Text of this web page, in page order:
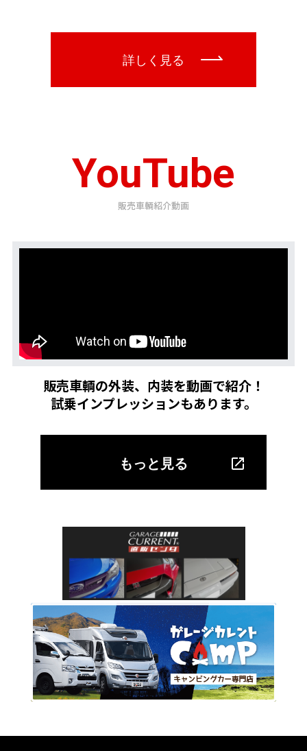
YouTube
販売車輌紹介動画
販売車輌の外装、内装を動画で紹介！
試乗インプレッションもあります。
もっと見る